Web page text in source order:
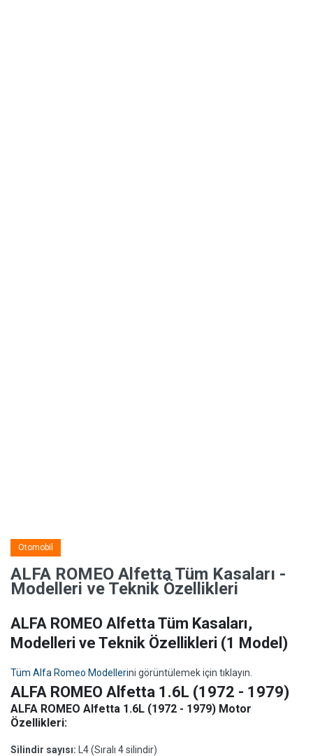
Otomobil
ALFA ROMEO Alfetta Tüm Kasaları -
Modelleri ve Teknik Özellikleri
ALFA ROMEO Alfetta Tüm Kasaları,
Modelleri ve Teknik Özellikleri (1 Model)
Tüm Alfa Romeo Modellerini görüntülemek için tıklayın.
ALFA ROMEO Alfetta 1.6L (1972 - 1979)
ALFA ROMEO Alfetta 1.6L (1972 - 1979) Motor
Özellikleri:
Silindir sayısı: L4 (Sıralı 4 silindir)